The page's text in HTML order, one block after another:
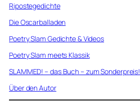
Ripostegedichte
Die Oscarballaden
Poetry Slam Gedichte & Videos
Poetry Slam meets Klassik
SLAMMED! – das Buch – zum Sonderpreis!
Über den Autor